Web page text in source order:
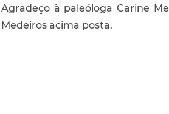
Agradeço à paleóloga Carine
Medeiros acima posta.